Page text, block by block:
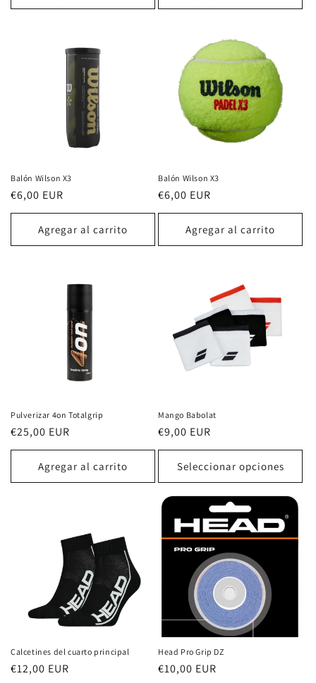
Balón Wilson X3
Precio
habitual
€6,00 EUR
Agregar al carrito
Balón Wilson X3
Precio
habitual
€6,00 EUR
Agregar al carrito
Pulverizar 4on Totalgrip
Precio
habitual
€25,00 EUR
Agregar al carrito
Mango Babolat
Precio
habitual
€9,00 EUR
Seleccionar opciones
Calcetines del cuarto principal
Precio
€12,00 EUR
Head Pro Grip DZ
Precio
€10,00 EUR